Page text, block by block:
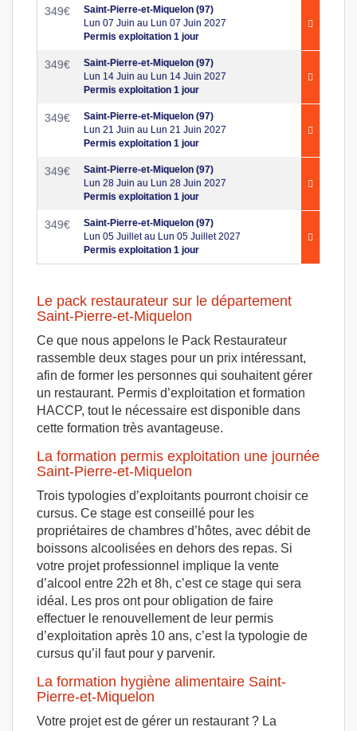
349€
Saint-Pierre-et-Miquelon (97)
Lun 07 Juin au Lun 07 Juin 2027
Permis exploitation 1 jour
349€
Saint-Pierre-et-Miquelon (97)
Lun 14 Juin au Lun 14 Juin 2027
Permis exploitation 1 jour
349€
Saint-Pierre-et-Miquelon (97)
Lun 21 Juin au Lun 21 Juin 2027
Permis exploitation 1 jour
349€
Saint-Pierre-et-Miquelon (97)
Lun 28 Juin au Lun 28 Juin 2027
Permis exploitation 1 jour
349€
Saint-Pierre-et-Miquelon (97)
Lun 05 Juillet au Lun 05 Juillet 2027
Permis exploitation 1 jour
Le pack restaurateur sur le département
Saint-Pierre-et-Miquelon
Ce que nous appelons le Pack Restaurateur
rassemble deux stages pour un prix intéressant,
afin de former les personnes qui souhaitent gérer
un restaurant. Permis d’exploitation et formation
HACCP, tout le nécessaire est disponible dans
cette formation très avantageuse.
La formation permis exploitation une journée
Saint-Pierre-et-Miquelon
Trois typologies d’exploitants pourront choisir ce
cursus. Ce stage est conseillé pour les
propriétaires de chambres d’hôtes, avec débit de
boissons alcoolisées en dehors des repas. Si
votre projet professionnel implique la vente
d’alcool entre 22h et 8h, c’est ce stage qui sera
idéal. Les pros ont pour obligation de faire
effectuer le renouvellement de leur permis
d’exploitation après 10 ans, c’est la typologie de
cursus qu’il faut pour y parvenir.
La formation hygiène alimentaire Saint-
Pierre-et-Miquelon
Votre projet est de gérer un restaurant ? La